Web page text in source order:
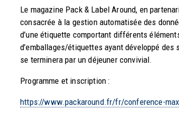
Le magazine Pack & Label Around, en
consacrée à la gestion automatisée des
d’une étiquette comportant différents
d’emballages/étiquettes ayant développé
se terminera par un déjeuner convivial.
Programme et inscription :
https://www.packaround.fr/fr/conference-